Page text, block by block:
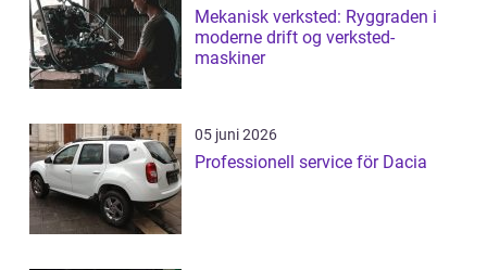
Mekanisk verksted: Ryggraden i
moderne drift og verksted-
maskiner
05 juni 2026
Professionell service för Dacia